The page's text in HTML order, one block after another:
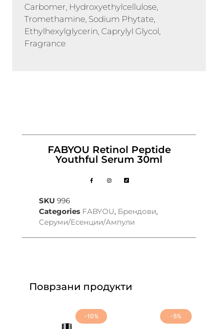
Carbomer, Hydroxyethylcellulose,
Tromethamine, Sodium Phytate,
Ethylhexylglycerin, Caprylyl Glycol,
Fragrance
FABYOU Retinol Peptide
Youthful Serum 30ml
SKU 996
Categories FABYOU, Брендови,
Серуми/Есенции/Ампули
Поврзани продукти
-10% -5%